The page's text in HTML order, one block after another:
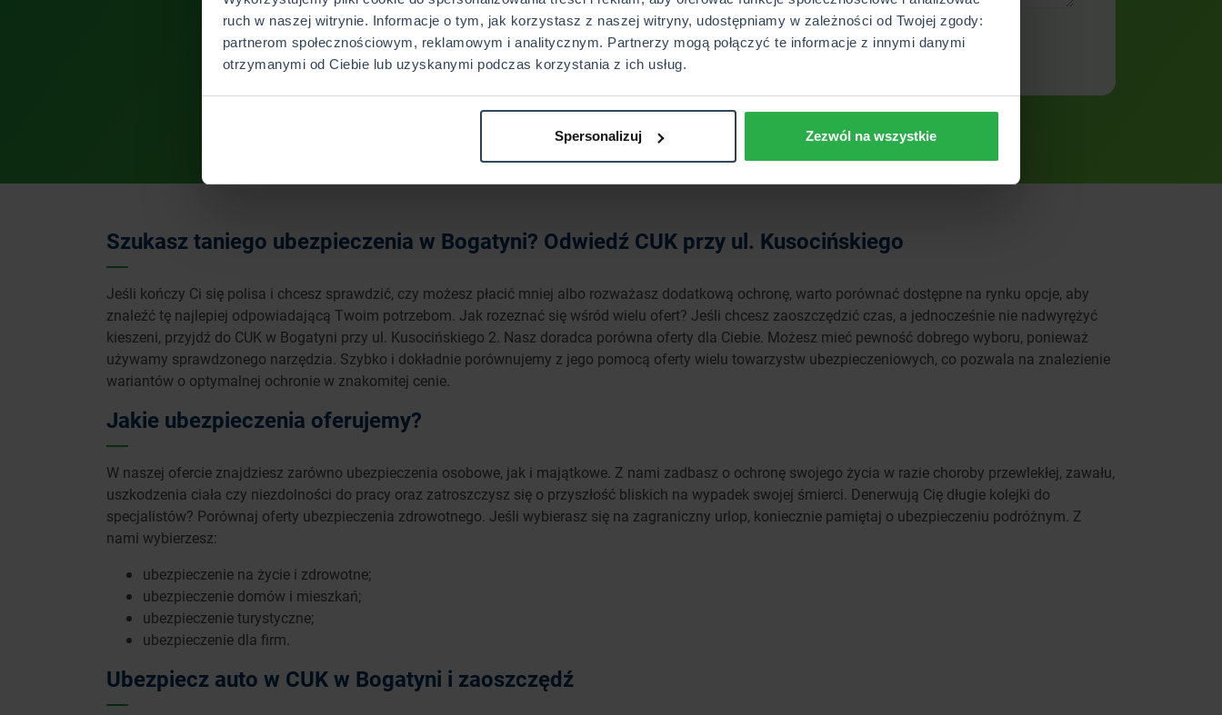
ruch w naszej witrynie. Informacje o tym, jak korzystasz z naszej witryny, udostępniamy w zależności od Twojej zgody:
partnerom społecznościowym, reklamowym i analitycznym. Partnerzy mogą połączyć te informacje z innymi danymi
otrzymanymi od Ciebie lub uzyskanymi podczas korzystania z ich usług.
Spersonalizuj Zezwól na wszystkie
Wyślij
Szukasz taniego ubezpieczenia w Bogatyni? Odwiedź CUK przy ul. Kusocińskiego
Jeśli kończy Ci się polisa i chcesz sprawdzić, czy możesz płacić mniej albo rozważasz dodatkową ochronę, warto porównać dostępne na rynku opcje, aby
znaleźć tę najlepiej odpowiadającą Twoim potrzebom. Jak rozeznać się wśród wielu ofert? Jeśli chcesz zaoszczędzić czas, a jednocześnie nie nadwyrężyć
kieszeni, przyjdź do CUK w Bogatyni przy ul. Kusocińskiego 2. Nasz doradca porówna oferty dla Ciebie. Możesz mieć pewność dobrego wyboru, ponieważ
używamy sprawdzonego narzędzia. Szybko i dokładnie porównujemy z jego pomocą oferty wielu towarzystw ubezpieczeniowych, co pozwala na znalezienie
wariantów o optymalnej ochronie w znakomitej cenie.
Jakie ubezpieczenia oferujemy?
W naszej ofercie znajdziesz zarówno ubezpieczenia osobowe, jak i majątkowe. Z nami zadbasz o ochronę swojego życia w razie choroby przewlekłej, zawału,
uszkodzenia ciała czy niezdolności do pracy oraz zatroszczysz się o przyszłość bliskich na wypadek swojej śmierci. Denerwują Cię długie kolejki do
specjalistów? Porównaj oferty ubezpieczenia zdrowotnego. Jeśli wybierasz się na zagraniczny urlop, koniecznie pamiętaj o ubezpieczeniu podróżnym. Z
nami wybierzesz:
ubezpieczenie na życie i zdrowotne;
ubezpieczenie domów i mieszkań;
ubezpieczenie turystyczne;
ubezpieczenie dla firm.
Ubezpiecz auto w CUK w Bogatyni i zaoszczędź